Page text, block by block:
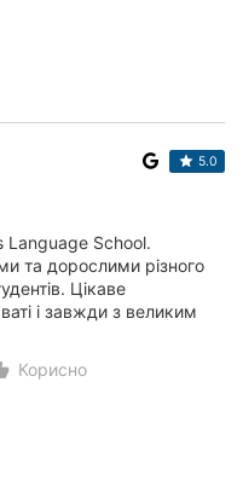
5.0
School.
та дорослими різного
Цікаве
і завжди з великим
Щир...
Корисно